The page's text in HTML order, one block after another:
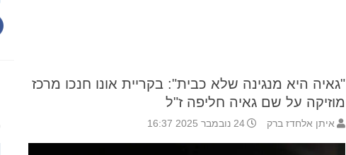
"גאיה היא מנגינה שלא כבית": בקריית אונו חנכו מרכז
מוזיקה על שם גאיה חליפה ז"ל
איתן אלחדז ברק 24 נובמבר 2025 16:37